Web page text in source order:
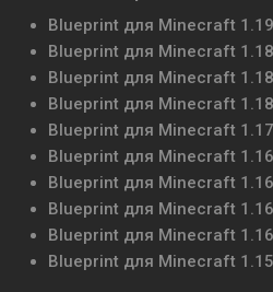
Blueprint для Minecraft
Blueprint для Minecraft
Blueprint для Minecraft
Blueprint для Minecraft
Blueprint для Minecraft
Blueprint для Minecraft
Blueprint для Minecraft
Blueprint для Minecraft
Blueprint для Minecraft
Blueprint для Minecraft